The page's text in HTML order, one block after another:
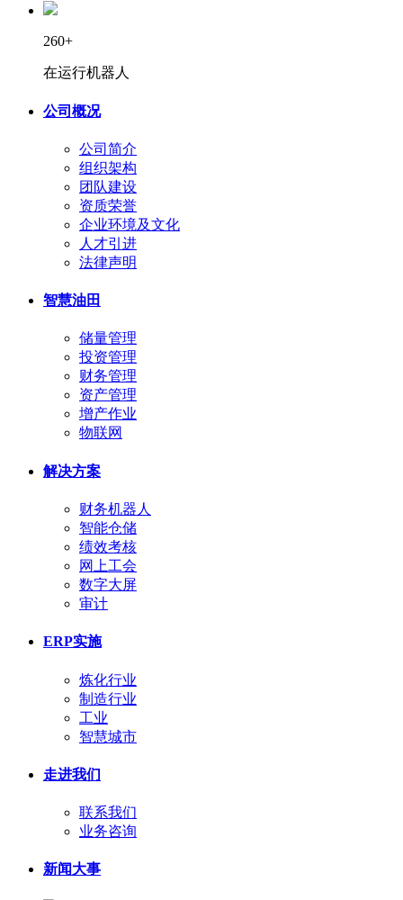
260+
在运行机器人
公司概况
公司简介
组织架构
团队建设
资质荣誉
企业环境及文化
人才引进
法律声明
智慧油田
储量管理
投资管理
财务管理
资产管理
增产作业
物联网
解决方案
财务机器人
智能仓储
绩效考核
网上工会
数字大屏
审计
ERP实施
炼化行业
制造行业
工业
智慧城市
走进我们
联系我们
业务咨询
新闻大事